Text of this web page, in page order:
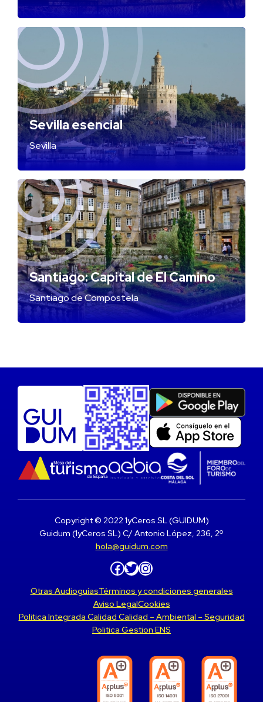
Sevilla esencial
Sevilla
Santiago: Capital de El Camino
Santiago de Compostela
Copyright © 2022 1yCeros SL (GUIDUM)
Guidum (1yCeros SL) C/ Antonio López, 236, 2º
hola@guidum.com
Facebook Twitter Instagram
Otras AudioguíasTérminos y condiciones generales
Aviso LegalCookies
Politica Integrada Calidad Calidad – Ambiental – Seguridad
Politica Gestion ENS